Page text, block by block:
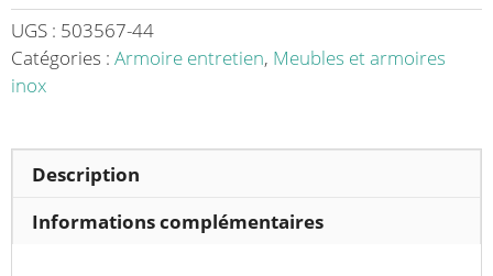
GN
mm
UGS : 503567-44
Catégories : Armoire entretien, Meubles et armoires
inox
Description
Informations complémentaires